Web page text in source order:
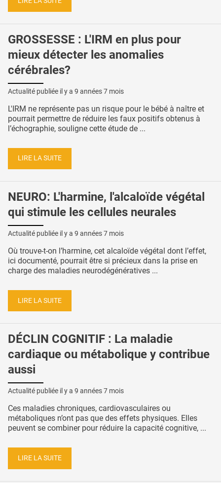
GROSSESSE : L'IRM en plus pour
mieux détecter les anomalies
cérébrales?
Actualité publiée il y a 9 années 7 mois
L'IRM ne représente pas un risque pour le bébé à naître et
pourrait permettre de réduire les faux positifs obtenus à
l’échographie, souligne cette étude de ...
LIRE LA SUITE
NEURO: L'harmine, l'alcaloïde végétal
qui stimule les cellules neurales
Actualité publiée il y a 9 années 7 mois
Où trouve-t-on l’harmine, cet alcaloïde végétal dont l’effet,
ici documenté, pourrait être si précieux dans la prise en
charge des maladies neurodégénératives ...
LIRE LA SUITE
DÉCLIN COGNITIF : La maladie
cardiaque ou métabolique y contribue
aussi
Actualité publiée il y a 9 années 7 mois
Ces maladies chroniques, cardiovasculaires ou
métaboliques n’ont pas que des effets physiques. Elles
peuvent se combiner pour réduire la capacité cognitive, ...
LIRE LA SUITE